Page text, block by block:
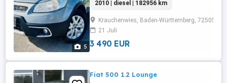
5
Rücksitzbank,Getönte Scheiben,Elektrische ...
2010 | diesel | 182956 km
Krauchenwies, Baden-Württemberg, 72505
21 Juli
3 490 EUR
Fiat 500 1.2 Lounge